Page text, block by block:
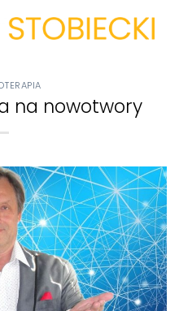
na nowotwory